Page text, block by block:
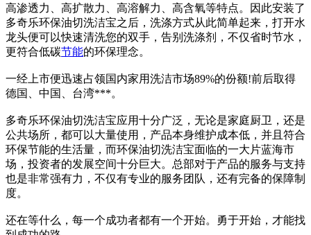
高渗透力、高扩散力、高溶解力、高含氧等特点。因此安装了
多奇乐环保油切洗洁宝之后，洗涤方式从此简单起来，打开水
龙头便可以快速清洗您的双手，告别洗涤剂，不仅省时节水，
更符合低碳节能的环保理念。
一经上市便迅速占领国内家用洗洁市场89%的份额!前后取得
德国、中国、台湾***。
多奇乐环保油切洗洁宝应用十分广泛，无论是家庭厨卫，还是
公共场所，都可以大量使用，产品本身维护成本低，并且符合
环保节能的生活量，而环保油切洗洁宝面临的一大片蓝海市
场，投资者的发展空间十分巨大。总部对于产品的服务与支持
也是非常强有力，不仅有专业的服务团队，还有完备的保障制
度。
还在等什么，每一个成功者都有一个开始。勇于开始，才能找